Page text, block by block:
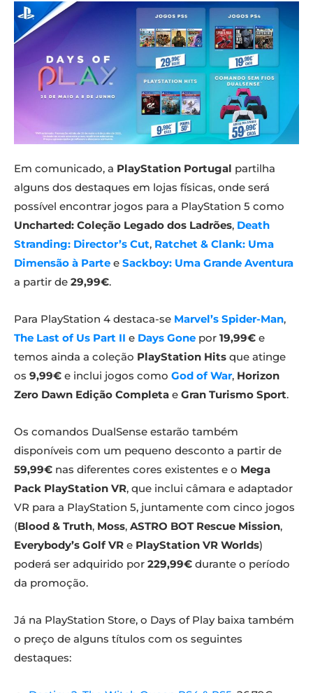
Em comunicado, a PlayStation Portugal partilha
alguns dos destaques em lojas físicas, onde será
possível encontrar jogos para a PlayStation 5 como
Uncharted: Coleção Legado dos Ladrões, Death
Stranding: Director’s Cut, Ratchet & Clank: Uma
Dimensão à Parte e Sackboy: Uma Grande Aventura
a partir de 29,99€.
Para PlayStation 4 destaca-se Marvel’s Spider-Man,
The Last of Us Part II e Days Gone por 19,99€ e
temos ainda a coleção PlayStation Hits que atinge
os 9,99€ e inclui jogos como God of War, Horizon
Zero Dawn Edição Completa e Gran Turismo Sport.
Os comandos DualSense estarão também
disponíveis com um pequeno desconto a partir de
59,99€ nas diferentes cores existentes e o Mega
Pack PlayStation VR, que inclui câmara e adaptador
VR para a PlayStation 5, juntamente com cinco jogos
(Blood & Truth, Moss, ASTRO BOT Rescue Mission,
Everybody’s Golf VR e PlayStation VR Worlds)
poderá ser adquirido por 229,99€ durante o período
da promoção.
Já na PlayStation Store, o Days of Play baixa também
o preço de alguns títulos com os seguintes
destaques: